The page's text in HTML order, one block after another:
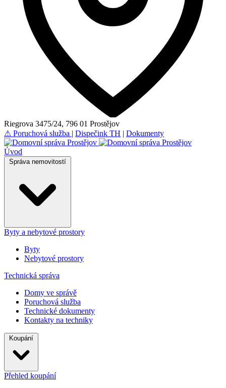
Riegrova 3475/24, 796 01 Prostějov
⚠ Poruchová služba | Dispečink TH | Dokumenty
Úvod
Správa nemovitostí
Byty a nebytové prostory
Byty
Nebytové prostory
Technická správa
Domy ve správě
Poruchová služba
Technické dokumenty
Kontakty na techniky
Koupání
Přehled koupání